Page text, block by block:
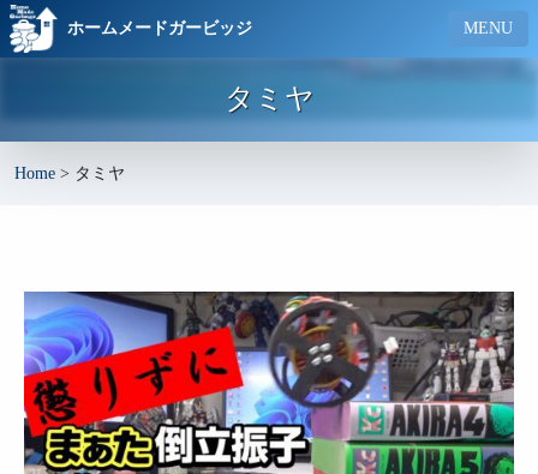
ホームメードガービッジ MENU
タミヤ
Home > タミヤ